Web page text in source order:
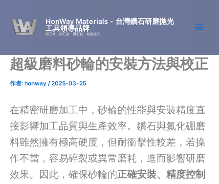
HonWay Materials - 台灣鑽石研磨拋光
工具領導品牌
鑽石膏，鑽石液，鑽石粉，精密拋光
超級磨料砂輪的安裝方法與校正
作者: honway /2025-03-25
在精密研磨加工中，砂輪的性能與安裝精度直
接影響加工品質與生產效率。鑽石與氮化硼磨
料雖然擁有極高硬度，但耐衝擊性較差，若操
作不當，容易碎裂或異常磨耗，進而影響研磨
效果。因此，確保砂輪的正確安裝、精度控制